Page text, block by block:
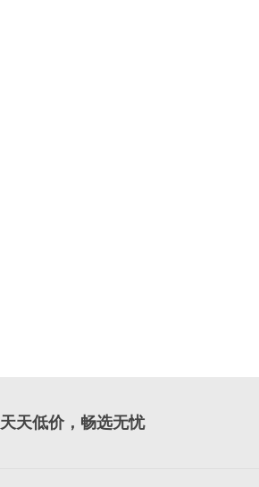
天天低价，畅选无忧